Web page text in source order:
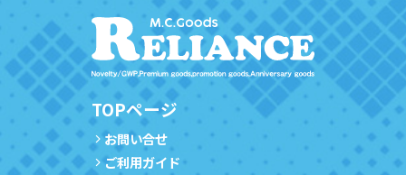
TOPページ
お問い合せ
ご利用ガイド